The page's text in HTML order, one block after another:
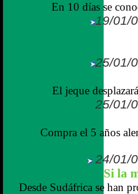
En 10 días se
19/01/
25/01/
El jeque
25/01/
Compra el 5 años
24/01/
Si la
Desde Sudáfrica se han